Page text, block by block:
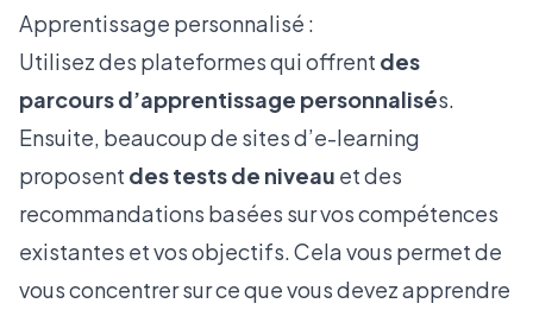
Apprentissage personnalisé :
Utilisez des plateformes qui offrent des
parcours d’apprentissage personnalisés.
Ensuite, beaucoup de sites d’e-learning
proposent des tests de niveau et des
recommandations basées sur vos compétences
existantes et vos objectifs. Cela vous permet de
vous concentrer sur ce que vous devez apprendre